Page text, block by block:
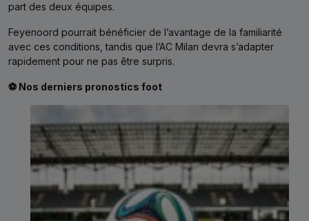
part des deux équipes.
Feyenoord pourrait bénéficier de l’avantage de la familiarité
avec ces conditions, tandis que l’AC Milan devra s’adapter
rapidement pour ne pas être surpris.
⚽ Nos derniers pronostics foot